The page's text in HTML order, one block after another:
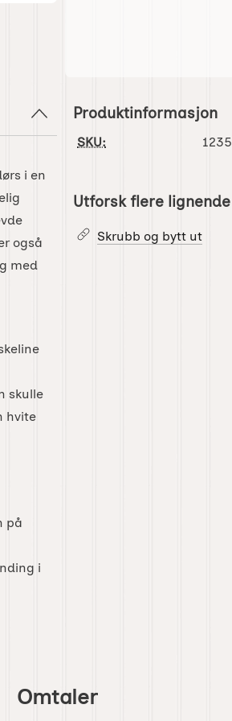
i en
også
med
skulle
hvite
på
i
Produktinformasjon
SKU: 1235
Utforsk flere lignende
Skrubb og bytt ut
Omtaler